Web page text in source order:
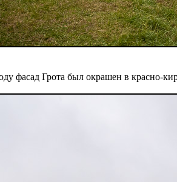
фасад Грота был окрашен в красно-